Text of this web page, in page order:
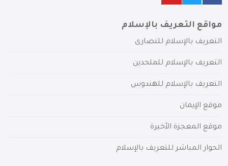
مواقع التعريف بالإسلام
التعريف بالإسلام للنصارى
التعريف بالإسلام للملحدين
التعريف بالإسلام للهندوس
موقع الإيمان
موقع المعجزة الأخيرة
الحوار المباشر للتعريف بالإسلام